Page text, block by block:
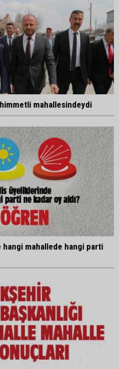
mahallesindeydi
mahallede hangi parti